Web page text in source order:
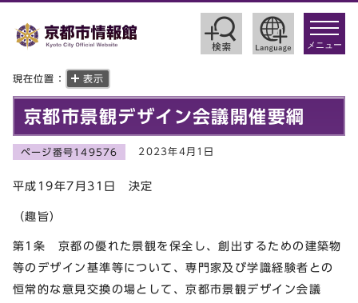
toggle
メニュー
現在位置： 表示
京都市景観デザイン会議開催要綱
ページ番号149576 2023年4月1日
平成19年7月31日 決定
（趣旨）
第1条 京都の優れた景観を保全し、創出するための建築物
等のデザイン基準等について、専門家及び学識経験者との
恒常的な意見交換の場として、京都市景観デザイン会議